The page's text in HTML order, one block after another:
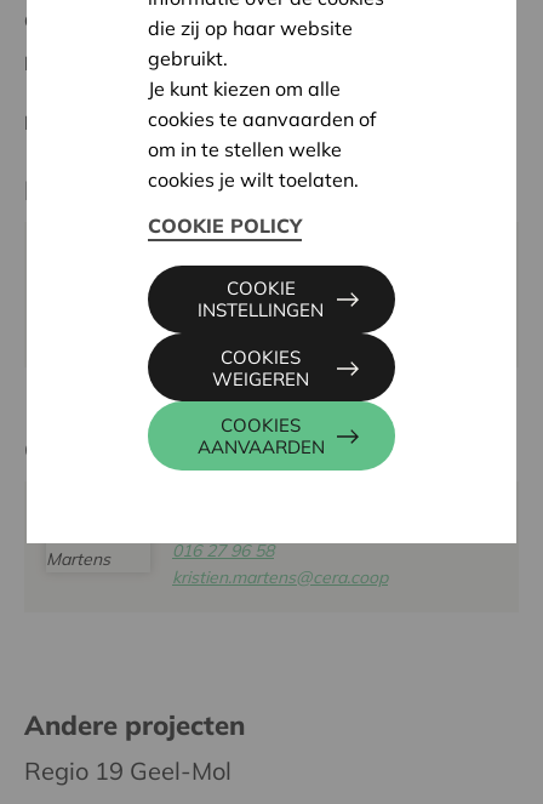
Geel-Mol
Datum:
12/05/2026
Beslissing: Goedgekeurd
Partner
Al-arm Vzw, Pas 255, 2440 GEEL
info@vzwal-arm.be
http://www.vzwal-arm.be
Contactpersoon
016 27 96 58
kristien.martens@cera.coop
Andere projecten
Regio 19 Geel-Mol
die zij op haar website
gebruikt.
Je kunt kiezen om alle
cookies te aanvaarden of
om in te stellen welke
cookies je wilt toelaten.
COOKIE POLICY
COOKIES
AANVAARDEN
COOKIES
WEIGEREN
COOKIE
INSTELLINGEN